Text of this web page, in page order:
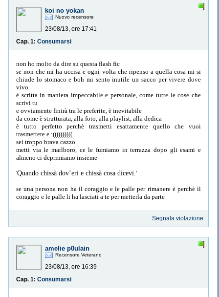
koi no yokan
Nuovo recensore
23/08/13, ore 17:41
Cap. 1: Consumarsi
non ho molto da dire su questa flash fic
se non che mi ha uccisa e ogni volta che ripenso a quella cosa mi si
chiude lo stomaco e boh mi sento inutile un sacco per vivere dove
vivo
è scritta in maniera impeccabile e personale, come tutte le cose che
scrivi tu
e ovviamente finirà tra le preferite, è inevitabile
da come è strutturata, alla foto, alla playlist, alla dedica
è tutto perfetto perchè trasmetti esattamente quello che vuoi
trasmettere e :((((((((((
sei troppo brava cazzo
metti via le marlboro, ce le fumiamo in terrazza dopo gli esami e
almeno ci deprimiamo insieme
'Quando chissà dov’eri e chissà cosa dicevi. '
se una persona non ha il coraggio e le palle per rimanere è perchè il
coraggio e le palle li ha lasciati a te per metterla da parte
Segnala violazione
amelie p0ulain
Recensore Veterano
23/08/13, ore 16:39
Cap. 1: Consumarsi